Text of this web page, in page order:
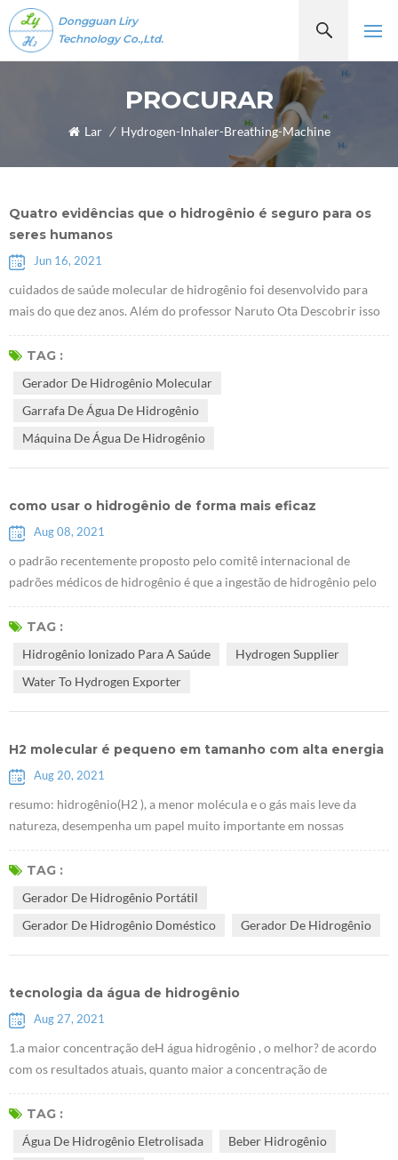
Dongguan Liry
Technology Co.,Ltd.
PROCURAR
Lar / Hydrogen-Inhaler-Breathing-Machine
Quatro evidências que o hidrogênio é seguro para os
seres humanos
Jun 16, 2021
cuidados de saúde molecular de hidrogênio foi desenvolvido para
mais do que dez anos. Além do professor Naruto Ota Descobrir isso
moléculas de hidrogênioTer propriedades antioxidantes seletivas em
2007, alguns estudiosos descobriram recentemente que o hidrogênio
resultados ...
TAG :
Gerador De Hidrogênio Molecular
Garrafa De Água De Hidrogênio
Máquina De Água De Hidrogênio
como usar o hidrogênio de forma mais eficaz
Aug 08, 2021
o padrão recentemente proposto pelo comitê internacional de
padrões médicos de hidrogênio é que a ingestão de hidrogênio pelo
consumo de rico água hidrogênio deve ter uma concentração de
hidrogênio não inferior a 0,5 ppm e pelo menos 0,5 mg por pessoa
todos os dias, s...
TAG :
Hidrogênio Ionizado Para A Saúde
Hydrogen Supplier
Water To Hydrogen Exporter
H2 molecular é pequeno em tamanho com alta energia
Aug 20, 2021
resumo: hidrogênio(H2 ), a menor molécula e o gás mais leve da
natureza, desempenha um papel muito importante em nossas
vidas.tem efeitos preventivos e terapêuticos significativos em várias
doenças do corpo humano.este artigo descreve a história da
de gás diatômico c...
TAG :
Gerador De Hidrogênio Portátil
Gerador De Hidrogênio Doméstico
Gerador De Hidrogênio
tecnologia da água de hidrogênio
Aug 27, 2021
1.a maior concentração deH água hidrogênio , o melhor? de acordo
com os resultados atuais, quanto maior a concentração de
hidrogênio, mais significativos são os efeitos na melhora da doença.é
necessário enfatizar que beber hidrogênio deve ser um método de
cuidado com a saúde, e então alta concentração de água hidrogênio, é
TAG :
Água De Hidrogênio Eletrolisada
Beber Hidrogênio